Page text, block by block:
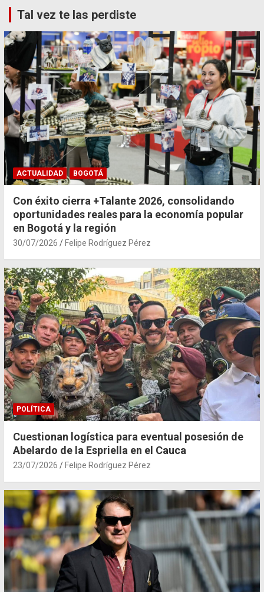
Tal vez te las perdiste
ACTUALIDAD BOGOTÁ
Con éxito cierra +Talante 2026, consolidando
oportunidades reales para la economía popular
en Bogotá y la región
30/07/2026 Felipe Rodríguez Pérez
POLÍTICA
Cuestionan logística para eventual posesión de
Abelardo de la Espriella en el Cauca
23/07/2026 Felipe Rodríguez Pérez